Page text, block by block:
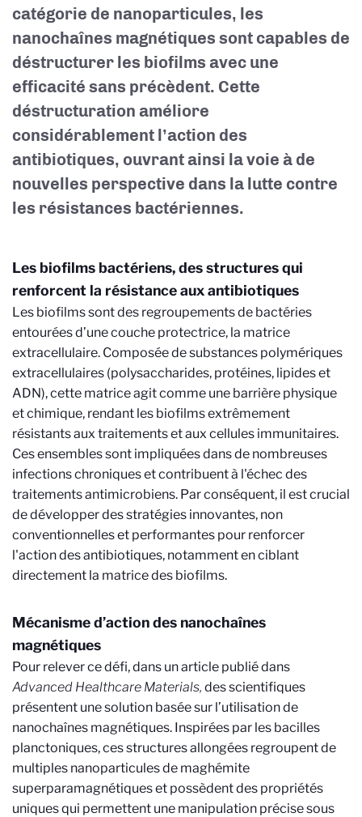
catégorie de nanoparticules, les
nanochaînes magnétiques sont capables de
déstructurer les biofilms avec une
efficacité sans précèdent. Cette
déstructuration améliore
considérablement l’action des
antibiotiques, ouvrant ainsi la voie à de
nouvelles perspective dans la lutte contre
les résistances bactériennes.
Les biofilms bactériens, des structures qui
renforcent la résistance aux antibiotiques
Les biofilms sont des regroupements de bactéries
entourées d’une couche protectrice, la matrice
extracellulaire. Composée de substances polymériques
extracellulaires (polysaccharides, protéines, lipides et
ADN), cette matrice agit comme une barrière physique
et chimique, rendant les biofilms extrêmement
résistants aux traitements et aux cellules immunitaires.
Ces ensembles sont impliquées dans de nombreuses
infections chroniques et contribuent à l'échec des
traitements antimicrobiens. Par conséquent, il est crucial
de développer des stratégies innovantes, non
conventionnelles et performantes pour renforcer
l'action des antibiotiques, notamment en ciblant
directement la matrice des biofilms.
Mécanisme d’action des nanochaînes
magnétiques
Pour relever ce défi, dans un article publié dans
Advanced Healthcare Materials, des scientifiques
présentent une solution basée sur l’utilisation de
nanochaînes magnétiques. Inspirées par les bacilles
planctoniques, ces structures allongées regroupent de
multiples nanoparticules de maghémite
superparamagnétiques et possèdent des propriétés
uniques qui permettent une manipulation précise sous